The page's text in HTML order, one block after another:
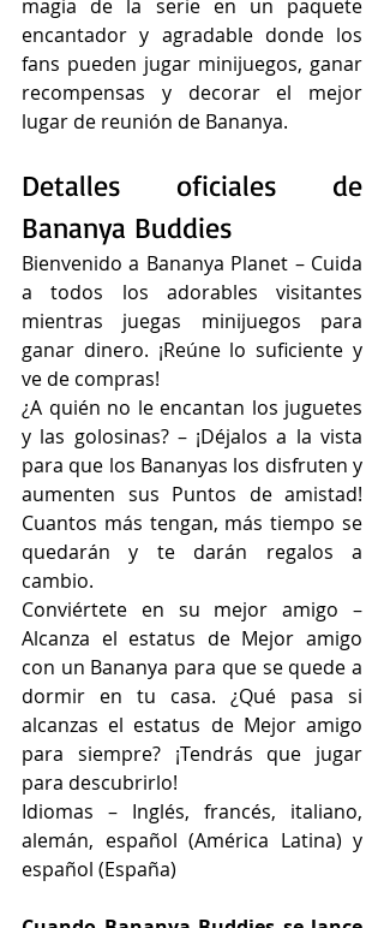
magia de la serie en un paquete
encantador y agradable donde los
fans pueden jugar minijuegos, ganar
recompensas y decorar el mejor
lugar de reunión de Bananya.
Detalles oficiales de
Bananya Buddies
Bienvenido a Bananya Planet – Cuida
a todos los adorables visitantes
mientras juegas minijuegos para
ganar dinero. ¡Reúne lo suficiente y
ve de compras!
¿A quién no le encantan los juguetes
y las golosinas? – ¡Déjalos a la vista
para que los Bananyas los disfruten y
aumenten sus Puntos de amistad!
Cuantos más tengan, más tiempo se
quedarán y te darán regalos a
cambio.
Conviértete en su mejor amigo –
Alcanza el estatus de Mejor amigo
con un Bananya para que se quede a
dormir en tu casa. ¿Qué pasa si
alcanzas el estatus de Mejor amigo
para siempre? ¡Tendrás que jugar
para descubrirlo!
Idiomas – Inglés, francés, italiano,
alemán, español (América Latina) y
español (España)